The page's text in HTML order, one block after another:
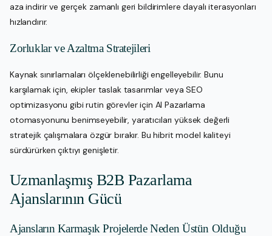
aza indirir ve gerçek zamanlı geri bildirimlere dayalı iterasyonları
hızlandırır.
Zorluklar ve Azaltma Stratejileri
Kaynak sınırlamaları ölçeklenebilirliği engelleyebilir. Bunu
karşılamak için, ekipler taslak tasarımlar veya SEO
optimizasyonu gibi rutin görevler için AI Pazarlama
otomasyonunu benimseyebilir, yaratıcıları yüksek değerli
stratejik çalışmalara özgür bırakır. Bu hibrit model kaliteyi
sürdürürken çıktıyı genişletir.
Uzmanlaşmış B2B Pazarlama
Ajanslarının Gücü
Ajansların Karmaşık Projelerde Neden Üstün Olduğu